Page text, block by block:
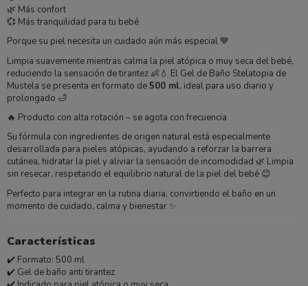
🌿 Más confort
💞 Más tranquilidad para tu bebé
Porque su piel necesita un cuidado aún más especial 💙
Limpia suavemente mientras calma la piel atópica o muy seca del bebé,
reduciendo la sensación de tirantez 👶💧 El Gel de Baño Stelatopia de
Mustela se presenta en formato de500 ml, ideal para uso diario y
prolongado 🛁
🔥 Producto con alta rotación – se agota con frecuencia
Su fórmula con ingredientes de origen natural está especialmente
desarrollada para pieles atópicas, ayudando a reforzar la barrera
cutánea, hidratar la piel y aliviar la sensación de incomodidad 🌿 Limpia
sin resecar, respetando el equilibrio natural de la piel del bebé 😊
Perfecto para integrar en la rutina diaria, convirtiendo el baño en un
momento de cuidado, calma y bienestar ✨
Características
✔️ Formato: 500 ml
✔️ Gel de baño anti tirantez